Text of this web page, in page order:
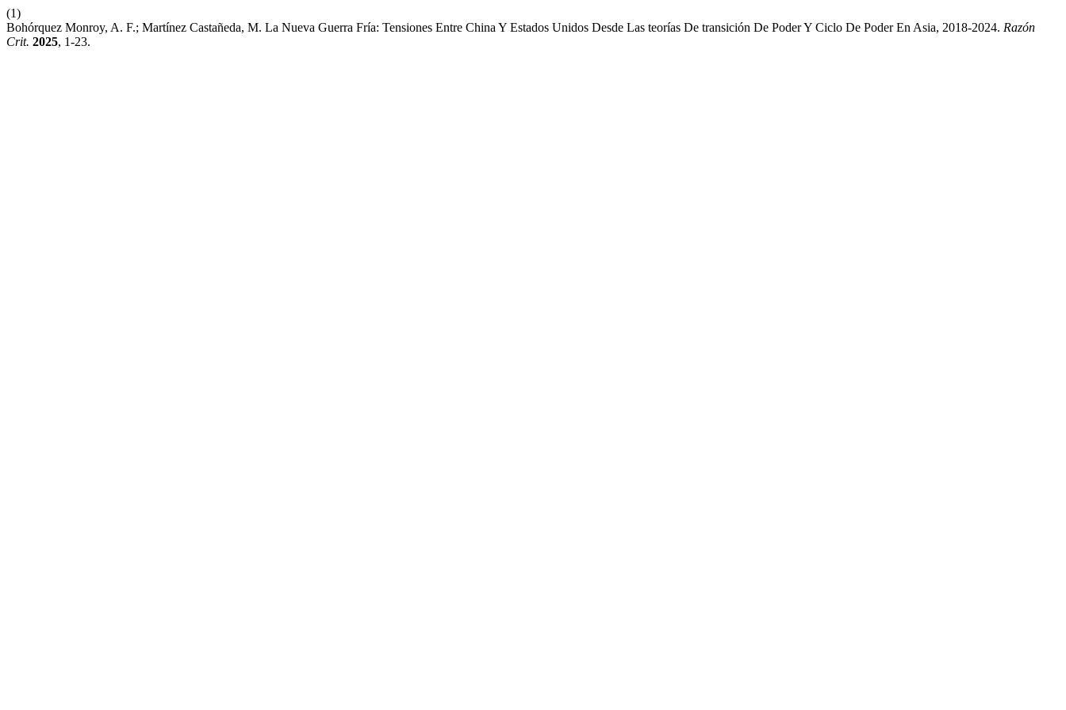
(1)
Bohórquez Monroy, A. F.; Martínez Castañeda, M. La Nueva Guerra Fría: Tensiones Entre China Y Estados Unidos Desde Las teorías De transición De Poder Y Ciclo De Poder En Asia, 2018-2024. Razón
Crit. 2025, 1-23.